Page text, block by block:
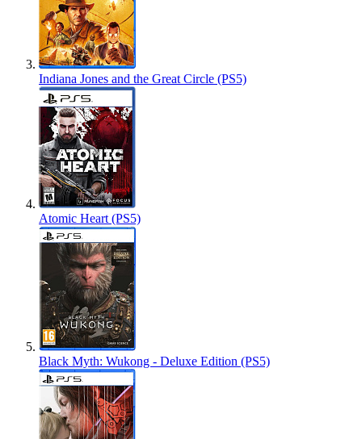
Indiana Jones and the Great Circle (PS5)
Atomic Heart (PS5)
Black Myth: Wukong - Deluxe Edition (PS5)